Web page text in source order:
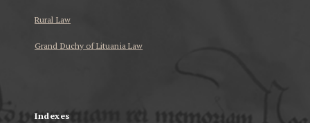
Rural Law
Grand Duchy of Lituania Law
Indexes